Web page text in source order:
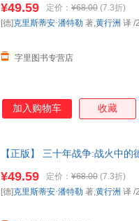
¥49.59 定价： ¥68.00 (7.3折)
字里图书专营店
[德]克里斯蒂安·潘特勒 著,黄行洲 译 /
加入购物车 收藏
【正版】 三十年战争:战火中
¥49.59 定价： ¥68.00 (7.3折)
[德]克里斯蒂安·潘特勒 著,黄行洲 译 /